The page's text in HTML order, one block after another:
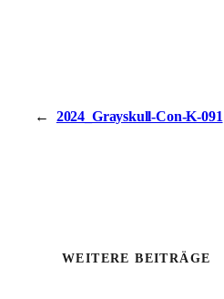
← 2024_Grayskull-Con-K-091
WEITERE BEITRÄGE